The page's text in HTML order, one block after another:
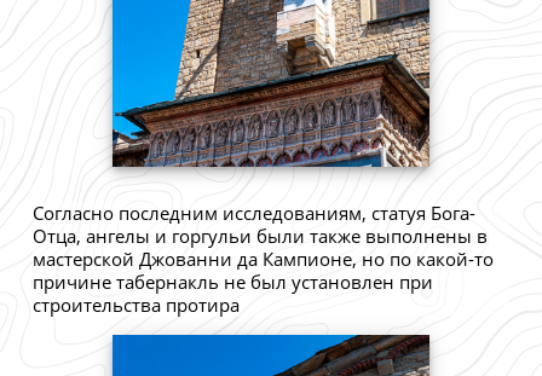
Согласно последним исследованиям, статуя Бога-
Отца, ангелы и горгульи были также выполнены в
мастерской Джованни да Кампионе, но по какой-то
причине табернакль не был установлен при
строительства протира